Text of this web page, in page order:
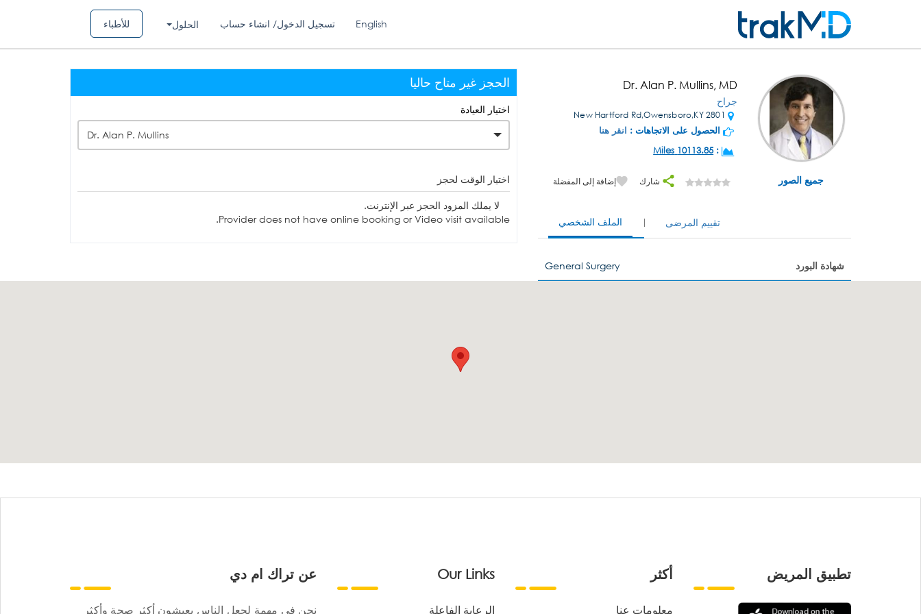
للأطباء الحلول تسجيل الدخول/ انشاء حساب English
جميع الصور
Dr. Alan P. Mullins, MD
جراح
الحصول على الاتجاهات : انقر هنا
:
10113.85 Miles
شارك إضافة إلى المفضلة
الملف الشخصي تقييم المرضى
شهادة البورد General Surgery
الحجز غير متاح حاليا
اختيار العيادة
Dr. Alan P. Mullins
اختيار الوقت لحجز
لا يملك المزود الحجز عبر الإنترنت.
Provider does not have online booking or Video visit available.
عن تراك ام دي
نحن في مهمة لجعل الناس يعيشون أكثر صحة وأكثر
Our Links
الرعاية الفاعلة
أكثر
معلومات عنا
تطبيق المريض